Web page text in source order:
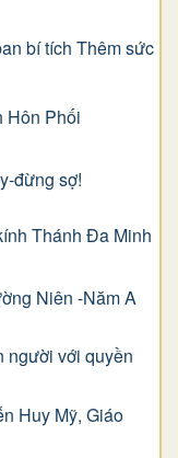
bí tích Thêm sức
Hôn Phối
đừng sợ!
Thánh Đa Minh
Niên -Năm A
người với quyền
Huy Mỹ, Giáo